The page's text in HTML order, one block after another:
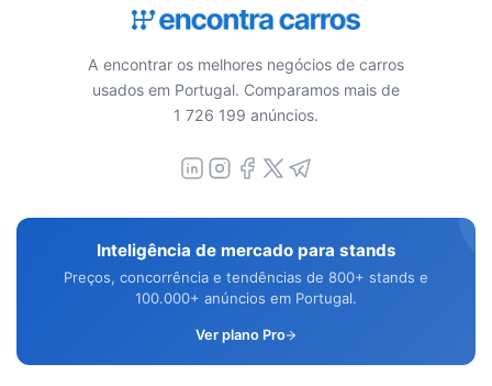
A encontrar os melhores negócios de carros
usados em Portugal. Comparamos mais de
1 726 199 anúncios.
Inteligência de mercado para stands
Preços, concorrência e tendências de 800+ stands e
100.000+ anúncios em Portugal.
Ver plano Pro